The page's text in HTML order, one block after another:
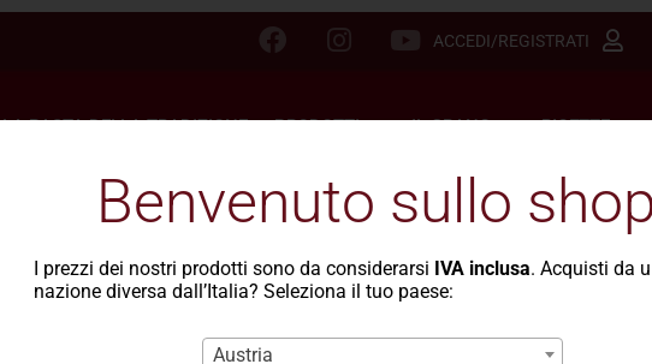
ACCEDI/REGISTRATI
LA PASTA DELLA TRADIZIONE PRODOTTI IL GRANO RICETTE
Quasi
Benvenuto sullo
I prezzi dei nostri prodotti sono da considerarsi IVA inclusa. Acquisti da
nazione diversa dall’Italia? Seleziona il tuo paese:
Austria